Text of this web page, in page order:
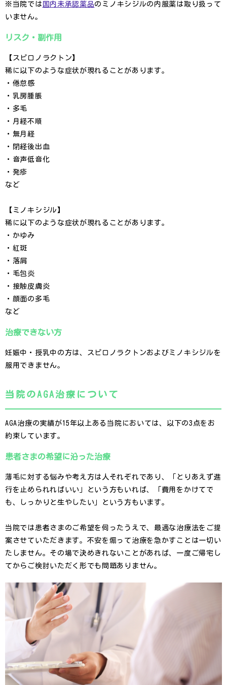
※当院では 国内未承認薬品のミノキシジルの内服薬は取り扱って
いません。
リスク・副作用
【スピロノラクトン】
稀に以下のような症状が現れることがあります。
・倦怠感
・乳房腫脹
・多毛
・月経不順
・無月経
・閉経後出血
・音声低音化
・発疹
など
【ミノキシジル】
稀に以下のような症状が現れることがあります。
・かゆみ
・紅斑
・落屑
・毛包炎
・接触皮膚炎
・顔面の多毛
など
治療できない方
妊娠中・授乳中の方は、スピロノラクトンおよびミノキシジルを
服用できません。
当院のAGA治療について
AGA治療の実績が15年以上ある当院においては、以下の3点をお
約束しています。
患者さまの希望に沿った治療
薄毛に対する悩みや考え方は人それぞれであり、「とりあえず進
行を止められればいい」という方もいれば、「費用をかけてで
も、しっかりと生やしたい」という方もいます。
当院では患者さまのご希望を伺ったうえで、最適な治療法をご提
案させていただきます。不安を煽って治療を急かすことは一切い
たしません。その場で決めきれないことがあれば、一度ご帰宅し
てからご検討いただく形でも問題ありません。